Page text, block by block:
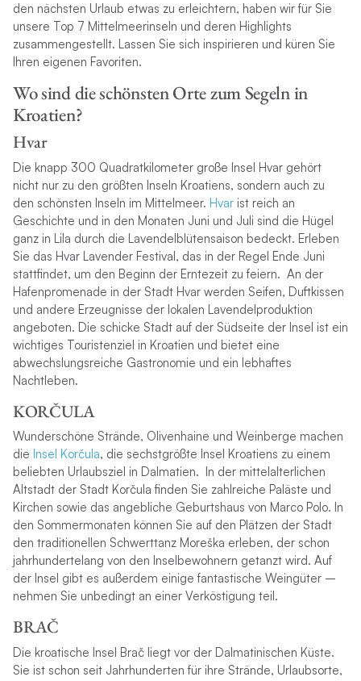
den nächsten Urlaub etwas zu erleichtern, haben wir für Sie
unsere Top 7 Mittelmeerinseln und deren Highlights
zusammengestellt. Lassen Sie sich inspirieren und küren Sie
Ihren eigenen Favoriten.
Wo sind die schönsten Orte zum Segeln in
Kroatien?
Hvar
Die knapp 300 Quadratkilometer große Insel Hvar gehört
nicht nur zu den größten Inseln Kroatiens, sondern auch zu
den schönsten Inseln im Mittelmeer. Hvarist reich an
Geschichte und in den Monaten Juni und Juli sind die Hügel
ganz in Lila durch die Lavendelblütensaison bedeckt. Erleben
Sie das Hvar Lavender Festival, das in der Regel Ende Juni
stattfindet, um den Beginn der Erntezeit zu feiern. An der
Hafenpromenade in der Stadt Hvar werden Seifen, Duftkissen
und andere Erzeugnisse der lokalen Lavendelproduktion
angeboten. Die schicke Stadt auf der Südseite der Insel ist ein
wichtiges Touristenziel in Kroatien und bietet eine
abwechslungsreiche Gastronomie und ein lebhaftes
Nachtleben.
KORČULA
Wunderschöne Strände, Olivenhaine und Weinberge machen
die Insel Korčula, die sechstgrößte Insel Kroatiens zu einem
beliebten Urlaubsziel in Dalmatien. In der mittelalterlichen
Altstadt der Stadt Korčula finden Sie zahlreiche Paläste und
Kirchen sowie das angebliche Geburtshaus von Marco Polo. In
den Sommermonaten können Sie auf den Plätzen der Stadt
den traditionellen Schwerttanz Moreška erleben, der schon
jahrhundertelang von den Inselbewohnern getanzt wird. Auf
der Insel gibt es außerdem einige fantastische Weingüter –
nehmen Sie unbedingt an einer Verköstigung teil.
BRAČ
Die kroatische Insel Brač liegt vor der Dalmatinischen Küste.
Sie ist schon seit Jahrhunderten für ihre Strände, Urlaubsorte,